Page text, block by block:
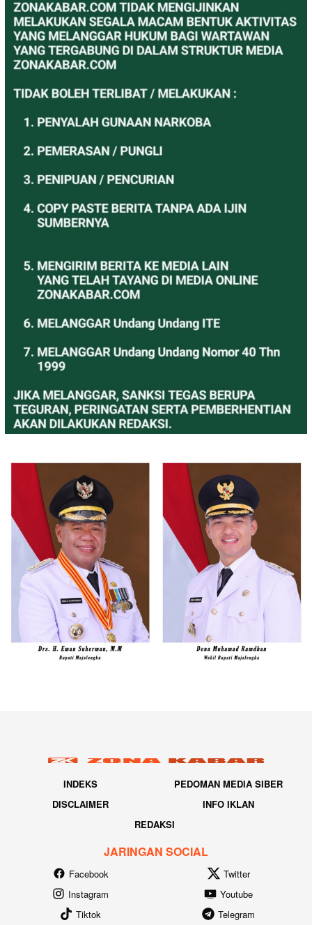
INDEKS
PEDOMAN MEDIA SIBER
DISCLAIMER
INFO IKLAN
REDAKSI
JARINGAN SOCIAL
Facebook
Twitter
Instagram
Youtube
Tiktok
Telegram